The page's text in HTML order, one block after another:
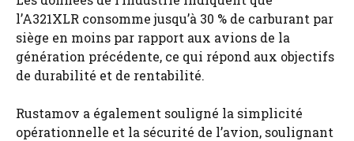
l’A321XLR consomme jusqu’à 30 % de carburant par
siège en moins par rapport aux avions de la
génération précédente, ce qui répond aux objectifs
de durabilité et de rentabilité.
Rustamov a également souligné la simplicité
opérationnelle et la sécurité de l’avion, soulignant